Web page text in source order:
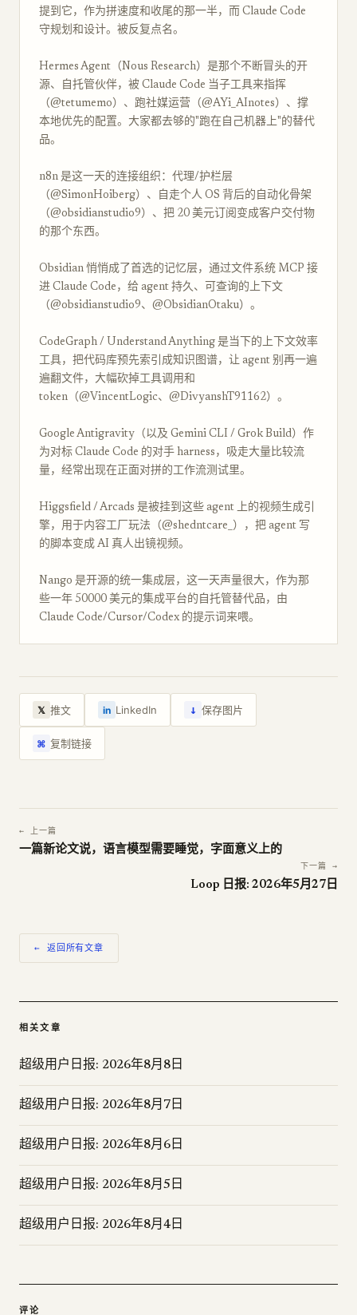
提到它，作为拼速度和收尾的那一半，而 Claude Code
守规划和设计。被反复点名。
Hermes Agent（Nous Research）是那个不断冒头的开
源、自托管伙伴，被 Claude Code 当子工具来指挥
（@tetumemo）、跑社媒运营（@AYi_AInotes）、撑
本地优先的配置。大家都去够的"跑在自己机器上"的替代
品。
n8n 是这一天的连接组织：代理/护栏层
（@SimonHoiberg）、自走个人 OS 背后的自动化骨架
（@obsidianstudio9）、把 20 美元订阅变成客户交付物
的那个东西。
Obsidian 悄悄成了首选的记忆层，通过文件系统 MCP 接
进 Claude Code，给 agent 持久、可查询的上下文
（@obsidianstudio9、@ObsidianOtaku）。
CodeGraph / Understand Anything 是当下的上下文效率
工具，把代码库预先索引成知识图谱，让 agent 别再一遍
遍翻文件，大幅砍掉工具调用和
token（@VincentLogic、@DivyanshT91162）。
Google Antigravity（以及 Gemini CLI / Grok Build）作
为对标 Claude Code 的对手 harness，吸走大量比较流
量，经常出现在正面对拼的工作流测试里。
Higgsfield / Arcads 是被挂到这些 agent 上的视频生成引
擎，用于内容工厂玩法（@shedntcare_），把 agent 写
的脚本变成 AI 真人出镜视频。
Nango 是开源的统一集成层，这一天声量很大，作为那
些一年 50000 美元的集成平台的自托管替代品，由
Claude Code/Cursor/Codex 的提示词来喂。
𝕏 推文 in LinkedIn ↓ 保存图片
⌘ 复制链接
← 上一篇
一篇新论文说，语言模型需要睡觉，字面意义上的
下一篇 →
Loop 日报: 2026年5月27日
← 返回所有文章
相关文章
超级用户日报: 2026年8月8日
超级用户日报: 2026年8月7日
超级用户日报: 2026年8月6日
超级用户日报: 2026年8月5日
超级用户日报: 2026年8月4日
评论